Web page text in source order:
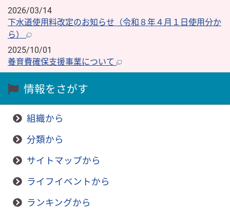
2026/03/14
下水道使用料改定のお知らせ（令和８年４月１日使用分か
ら）
2025/10/01
養育費確保支援事業について
情報をさがす
組織から
分類から
サイトマップから
ライフイベントから
ランキングから